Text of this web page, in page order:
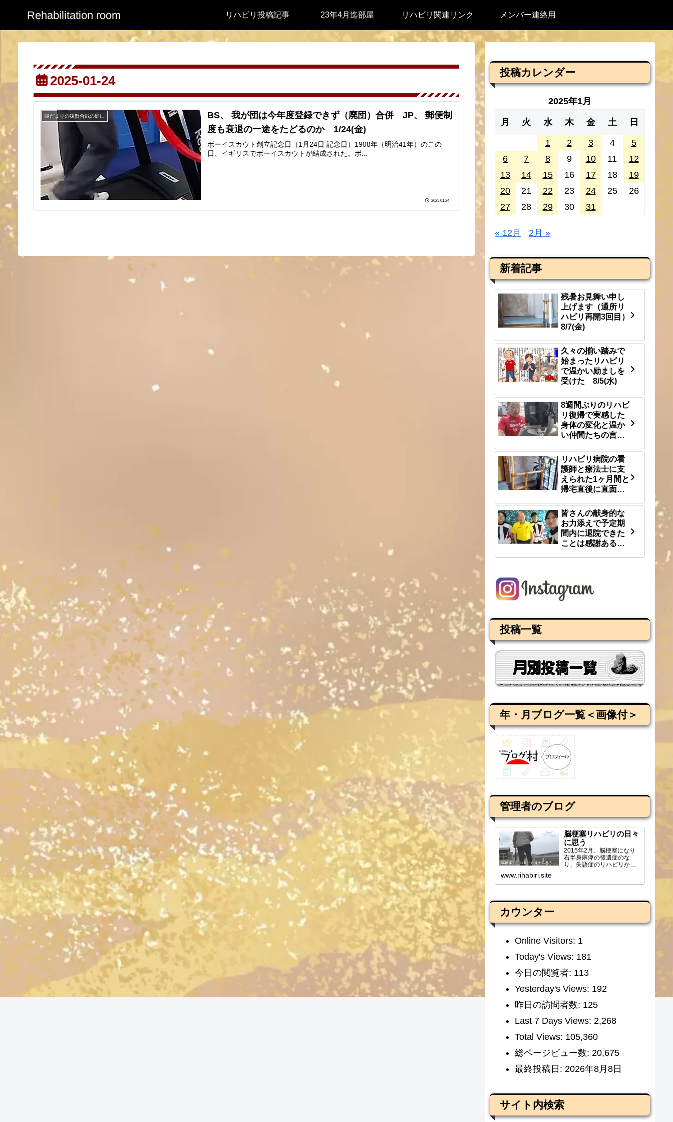
Rehabilitation room リハビリ投稿記事 23年4月迄部屋 リハビリ関連リンク メンバー連絡用
2025-01-24
陽だまりの猿蟹合戦の庭に
BS、 我が団は今年度登録できず（廃団）合併 JP、 郵便制
度も衰退の一途をたどるのか 1/24(金)
ボーイスカウト創立記念日（1月24日 記念日）1908年（明治41年）のこの
日、イギリスでボーイスカウトが結成された。ボ...
2025.01.24
投稿カレンダー
2025年1月
月 火 水 木 金 土 日
1 2 3 4
5
6
7 8 9 10 11
12
13
14 15 16 17 18
19
20
21 22 23 24 25
26
27
28 29 30 31
« 12月 2月 »
新着記事
残暑お見舞い申し
上げます（通所リ
ハビリ再開3回目）
8/7(金)
久々の揃い踏みで
始まったリハビリ
で温かい励ましを
受けた 8/5(水)
8週間ぶりのリハビ
リ復帰で実感した
身体の変化と温か
い仲間たちの言
リハビリ病院の看
護師と療法士に支
えられた1ヶ月間と
帰宅直後に直面し
な壁 8/1(土)
皆さんの献身的な
お力添えで予定期
間内に退院できた
ことは感謝あるの
投稿一覧
年・月ブログ一覧＜画像付＞
管理者のブログ
脳梗塞リハビリの日々
に思う
2015年2月、脳梗塞になり
右半身麻痺の後遺症のな
り、失語症のリハビリから
www.rihabiri.site
カウンター
Online Visitors: 1
Today's Views: 181
今日の閲覧者: 113
Yesterday's Views: 192
昨日の訪問者数: 125
Last 7 Days Views: 2,268
Total Views: 105,360
総ページビュー数: 20,675
最終投稿日: 2026年8月8日
サイト内検索